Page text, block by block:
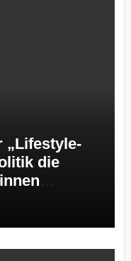
„Lifestyle-
die